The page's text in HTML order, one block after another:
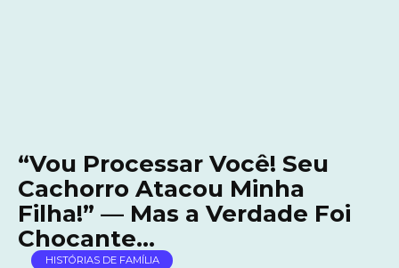
“Vou Processar Você! Seu
Cachorro Atacou Minha
Filha!” — Mas a Verdade Foi
Chocante…
HISTÓRIAS DE FAMÍLIA